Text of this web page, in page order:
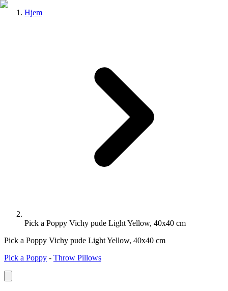
Hjem
Pick a Poppy Vichy pude Light Yellow, 40x40 cm
Pick a Poppy Vichy pude Light Yellow, 40x40 cm
Pick a Poppy - Throw Pillows